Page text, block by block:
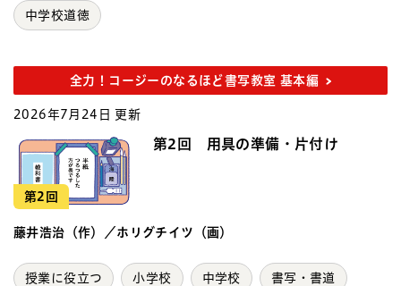
中学校道徳
全力！コージーのなるほど書写教室 基本編
2026年7月24日 更新
第2回
第2回 用具の準備・片付け
藤井浩治（作）／ホリグチイツ（画）
授業に役立つ 小学校 中学校 書写・書道